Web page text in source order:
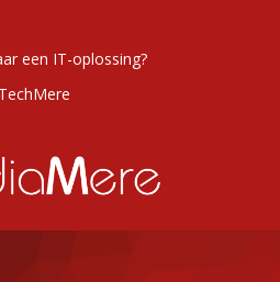
een IT-oplossing?
TechMere